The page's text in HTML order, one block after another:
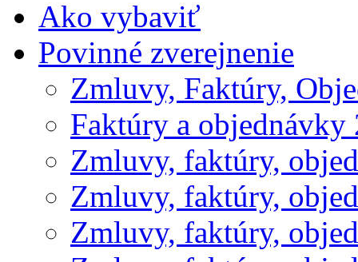
Ako vybaviť
Povinné zverejnenie
Zmluvy, Faktúry,
Faktúry a objednávky
Zmluvy, faktúry,
Zmluvy, faktúry,
Zmluvy, faktúry,